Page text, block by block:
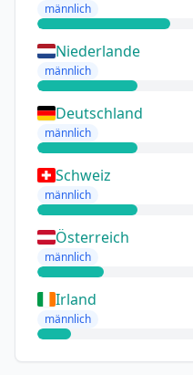
männlich
Niederlande
männlich
Deutschland
männlich
Schweiz
männlich
Österreich
männlich
Irland
männlich